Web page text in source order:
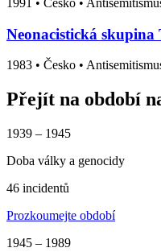
Neonacistická
1983 • Česko •
Přejít na období
1939 – 1945
Doba války a genocidy
46 incidentů
Prozkoumejte období
1945 – 1989